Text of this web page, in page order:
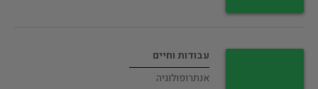
עבודות וחיים
אנתרופולוגיה